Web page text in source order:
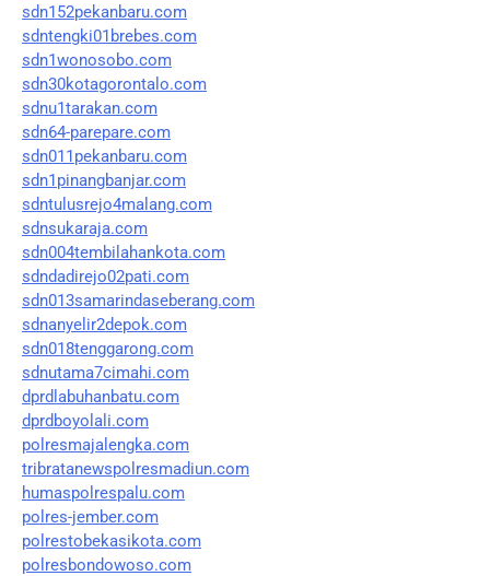
sdn152pekanbaru.com
sdntengki01brebes.com
sdn1wonosobo.com
sdn30kotagorontalo.com
sdnu1tarakan.com
sdn64-parepare.com
sdn011pekanbaru.com
sdn1pinangbanjar.com
sdntulusrejo4malang.com
sdnsukaraja.com
sdn004tembilahankota.com
sdndadirejo02pati.com
sdn013samarindaseberang.com
sdnanyelir2depok.com
sdn018tenggarong.com
sdnutama7cimahi.com
dprdlabuhanbatu.com
dprdboyolali.com
polresmajalengka.com
tribratanewspolresmadiun.com
humaspolrespalu.com
polres-jember.com
polrestobekasikota.com
polresbondowoso.com